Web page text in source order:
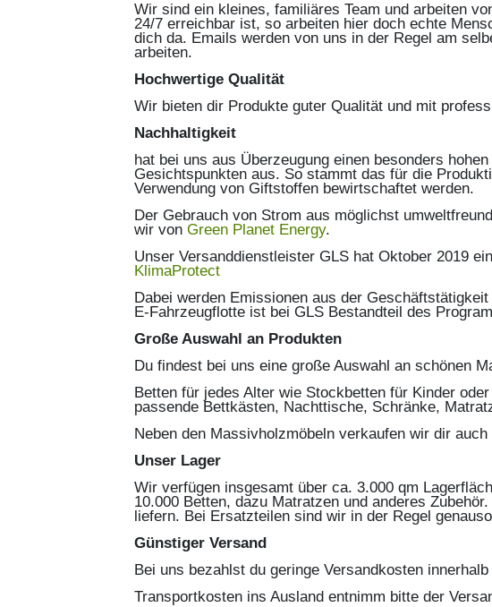
Wir sind ein kleines, familiäres Team und arbeiten
24/7 erreichbar ist, so arbeiten hier doch echte
dich da. Emails werden von uns in der Regel am
arbeiten.
Hochwertige Qualität
Wir bieten dir Produkte guter Qualität und mit
Nachhaltigkeit
hat bei uns aus Überzeugung einen besonders
Gesichtspunkten aus. So stammt das für die
Verwendung von Giftstoffen bewirtschaftet werden.
Der Gebrauch von Strom aus möglichst
wir von Green Planet Energy.
Unser Versanddienstleister GLS hat Oktober 2019
KlimaProtect
Dabei werden Emissionen aus der
E-Fahrzeugflotte ist bei GLS Bestandteil des
Große Auswahl an Produkten
Du findest bei uns eine große Auswahl an schönen
Betten für jedes Alter wie Stockbetten für Kinder
passende Bettkästen, Nachttische, Schränke,
Neben den Massivholzmöbeln verkaufen wir dir
Unser Lager
Wir verfügen insgesamt über ca. 3.000 qm
10.000 Betten, dazu Matratzen und anderes
liefern. Bei Ersatzteilen sind wir in der Regel
Günstiger Versand
Bei uns bezahlst du geringe Versandkosten
Transportkosten ins Ausland entnimm bitte der